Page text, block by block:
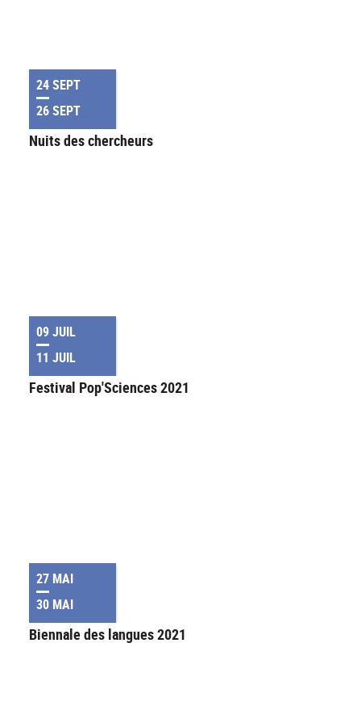
24 SEPT
26 SEPT
Nuits des chercheurs
09 JUIL
11 JUIL
Festival Pop'Sciences 2021
27 MAI
30 MAI
Biennale des langues 2021